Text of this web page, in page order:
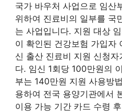
국가 바우처 사업으로 임산
위하여 진료비의 일부를 국
는 사업입니다. 지원 대상
이 확인된 건강보험 가입자
신 출산 진료비 지원 신청
다. 임신 1회당 100만원의
부는 140만원 지원 사용방
용하여 전국 용양기관에서
이용 가능 기간 카드 수령